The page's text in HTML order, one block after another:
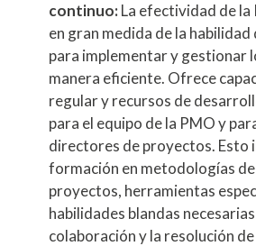
continuo:La efectividad de la
en gran medida de la habilidad
para implementar y gestionar
manera eficiente. Ofrece
regular y recursos de
para el equipo de la PMO y
directores de proyectos. Esto
formación en metodologías
proyectos, herramientas
habilidades blandas
colaboración y la resolución